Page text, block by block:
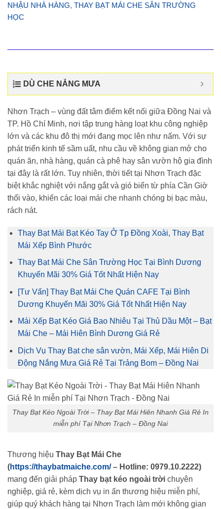
NHẬU NHÀ HÀNG, THAY BẠT MÁI CHE SÂN TRƯỜNG
HỌC
DÙ CHE NẮNG MƯA
Nhơn Trạch – vùng đất tâm điểm kết nối giữa Đồng Nai và
TP. Hồ Chí Minh, nơi tập trung hàng loạt khu công nghiệp
lớn và các khu đô thị mới đang mọc lên như nấm. Với sự
phát triển kinh tế sầm uất, nhu cầu về không gian mở cho
quán ăn, nhà hàng, quán cà phê hay sân vườn hộ gia đình
tại đây là rất lớn. Tuy nhiên, thời tiết tại Nhơn Trạch đặc
biệt khắc nghiệt với nắng gắt và gió biển từ phía Cần Giờ
thổi vào, khiến các loại mái che nhanh chóng bị bạc màu,
rách nát.
Thay Bạt Mái Bạt Kéo Tay Ở Tp Đồng Xoài, Thay Bạt
Mái Xếp Bình Phước
Thay Bạt Mái Che Sân Trường Học Tại Bình Dương
Khuyến Mãi 30% Giá Tốt Nhất Hiện Nay
[Tư Vấn] Thay Bạt Mái Che Quán CAFE Tại Bình
Dương Khuyến Mãi 30% Giá Tốt Nhất Hiện Nay
Mái Xếp Bạt Kéo Giá Bao Nhiêu Tại Thủ Dầu Một – Bạt
Mái Che – Mái Hiên Bình Dương Giá Rẻ
Dịch Vụ Thay Bạt che sân vườn, Mái Xếp, Mái Hiên Di
Động Nắng Mưa Giá Rẻ Tại Trảng Bom – Đồng Nai
Thay Bạt Kéo Ngoài Trời – Thay Bạt Mái Hiên Nhanh Giá Rẻ In
miễn phí Tại Nhơn Trạch – Đồng Nai
Thương hiệu Thay Bạt Mái Che
(https://thaybatmaiche.com/– Hotline: 0979.10.2222)
mang đến giải pháp Thay bạt kéo ngoài trời chuyên
nghiệp, giá rẻ, kèm dịch vụ in ấn thương hiệu miễn phí,
giúp quý khách hàng tại Nhơn Trạch làm mới không gian